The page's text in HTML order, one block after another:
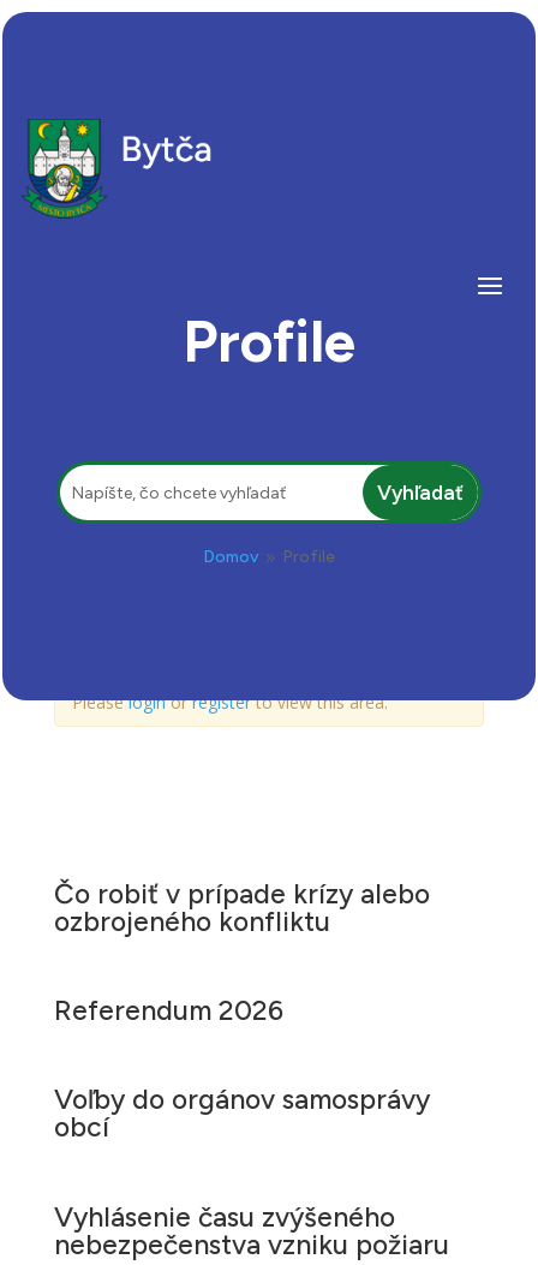
Profile
Hľadať:
Domov 9 Profile
Pleaseloginorregisterto view this area.
Čo robiť v prípade krízy alebo
ozbrojeného konfliktu
Referendum 2026
Voľby do orgánov samosprávy
obcí
Vyhlásenie času zvýšeného
nebezpečenstva vzniku požiaru